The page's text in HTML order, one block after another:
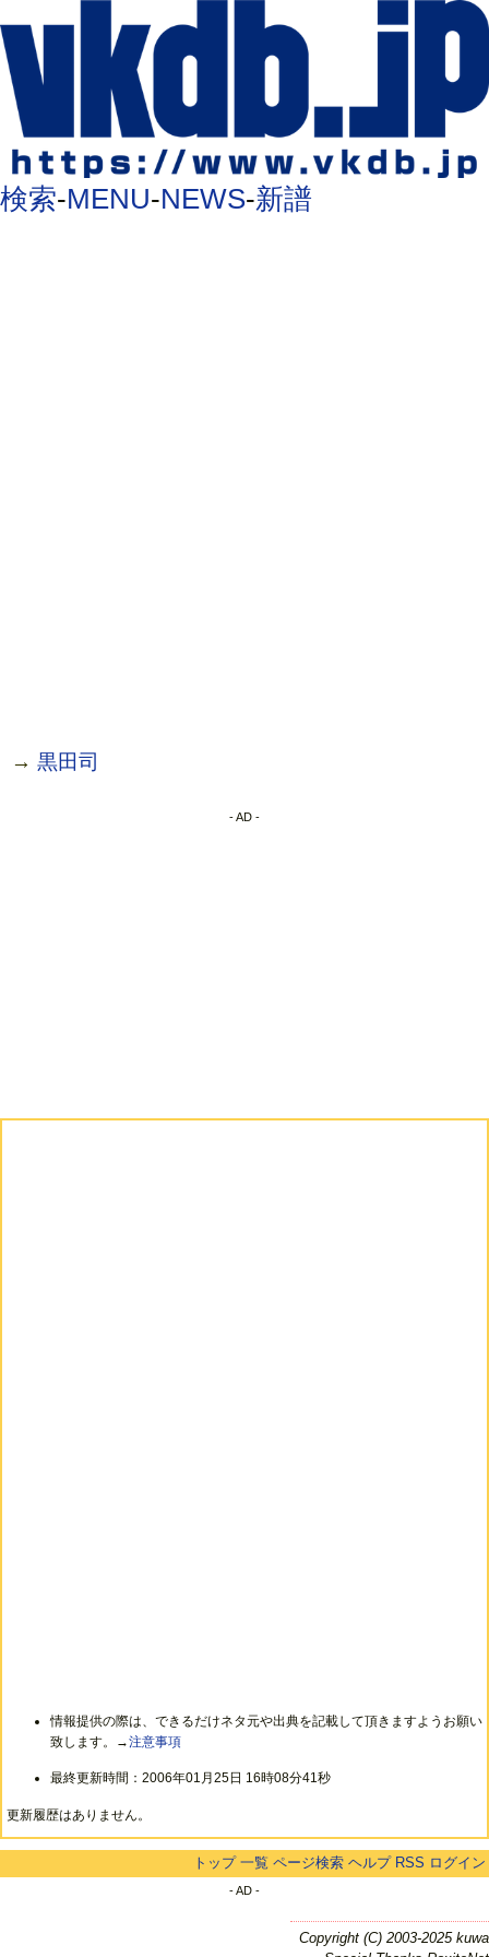
検索-MENU-NEWS-新譜
→黒田司
- AD -
情報提供の際は、できるだけネタ元や出典を記載して頂きますようお願い
致します。→注意事項
最終更新時間：2006年01月25日 16時08分41秒
更新履歴はありません。
トップ 一覧 ページ検索 ヘルプ RSS ログイン
- AD -
Copyright (C) 2003-2025 kuwa